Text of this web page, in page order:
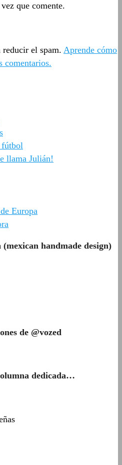
que comente.
el spam. Aprende cómo
comentarios.
fútbol
llama Julián!
Europa
handmade design)
de @vozed
dedicada…